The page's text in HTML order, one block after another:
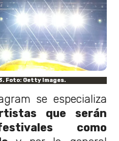
Foto: Getty Images.
se especializa
que serán
como